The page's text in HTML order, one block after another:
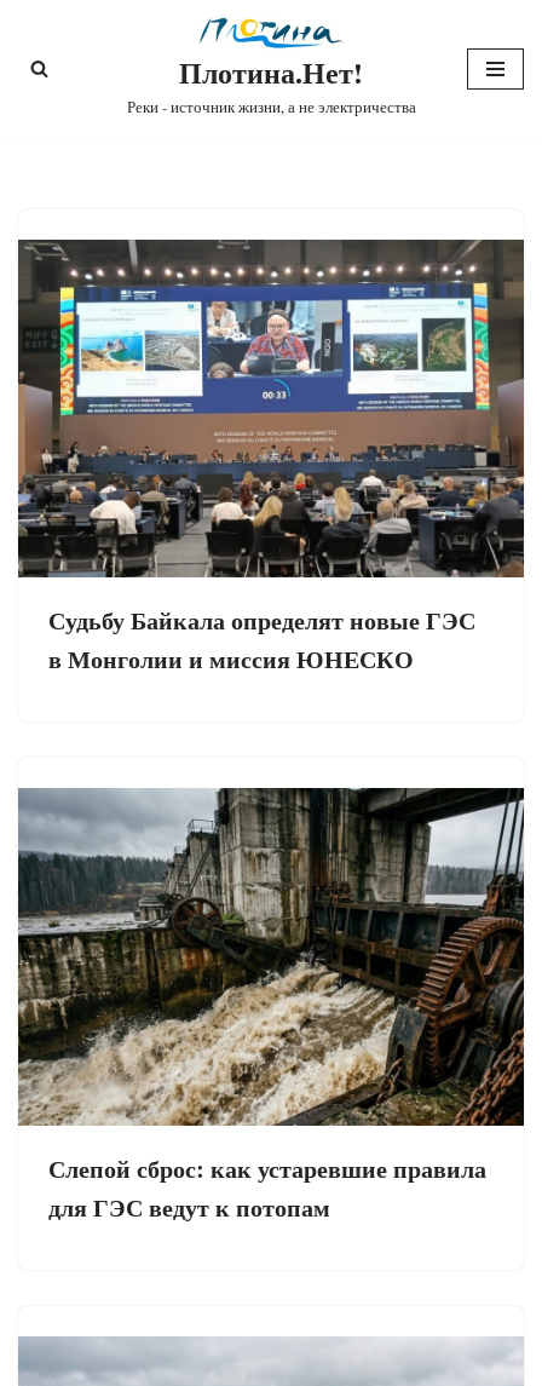
Перейти
Плотина.Нет!
Реки - источник жизни, а не электричества
Судьбу Байкала определят новые ГЭС
в Монголии и миссия ЮНЕСКО
Слепой сброс: как устаревшие правила
для ГЭС ведут к потопам